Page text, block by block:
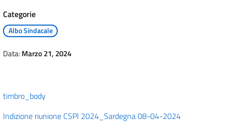
Categorie
Albo Sindacale
Data:Marzo 21, 2024
timbro_body
Indizione riunione CSPI 2024_Sardegna 08-04-2024